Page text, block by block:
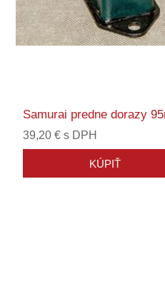
Samurai predne dorazy
39,20 € s DPH